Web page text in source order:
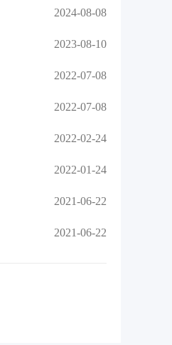
2024-08-08
2023-08-10
2022-07-08
2022-07-08
2022-02-24
2022-01-24
2021-06-22
2021-06-22